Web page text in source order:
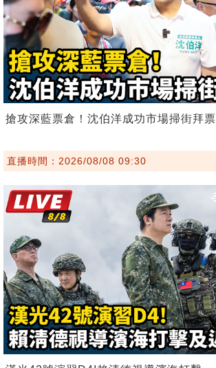
搶攻深藍票倉！沈伯洋成功市場掃街拜票
直播時間：2026/08/08 09:30